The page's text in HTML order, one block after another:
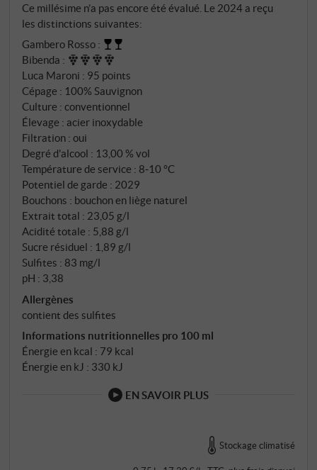
préserve la tension et le caractère du cépage, tandis
qu'un fondant délicat confère de l'élégance au vin.
Un classique moderne à l'âme nord-italienne - son
équilibre en fait un compagnon polyvalent de la
cuisine légère. SUPERIORE.DE
Ce millésime n’a pas encore été évalué. Le 2024 a reçu
les distinctions suivantes:
Gambero Rosso :
Bibenda :
Luca Maroni : 95 points
Cépage : 100% Sauvignon
Culture : conventionnel
Élevage : acier inoxydable
Filtration : oui
Degré d'alcool : 13,00 % vol
Température de service : 8‑10 °C
Potentiel de garde : 2029
Bouchons : bouchon en liège naturel
Extrait total : 23,05 g/l
Acidité totale : 5,88 g/l
Sucre résiduel : 1,89 g/l
Sulfites : 83 mg/l
pH : 3,38
Allergènes
contient des sulfites
Informations nutritionnelles pro 100 ml
Énergie en kcal : 79 kcal
Énergie en kJ : 330 kJ
EN SAVOIR PLUS
Stockage climatisé